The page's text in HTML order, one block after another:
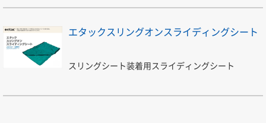
エタックスリングオンスライディングシート
スリングシート装着用スライディングシート